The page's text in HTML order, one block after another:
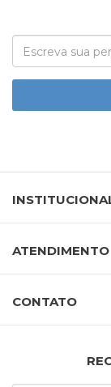
ATENDIMENTO
CONTATO